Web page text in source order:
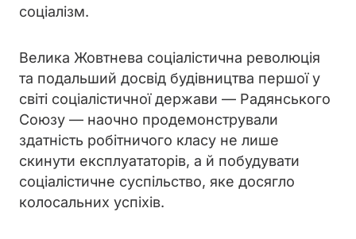
соціалізм.
Велика Жовтнева соціалістична революція
та подальший досвід будівництва першої у
світі соціалістичної держави — Радянського
Союзу — наочно продемонстрували
здатність робітничого класу не лише
скинути експлуататорів, а й побудувати
соціалістичне суспільство, яке досягло
колосальних успіхів.